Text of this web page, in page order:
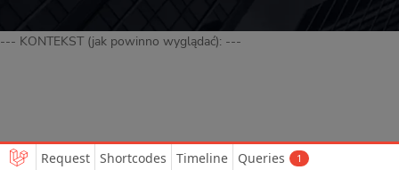
--- KONTEKST (jak powinno wyglądać): ---
Request Shortcodes Timeline Queries 1